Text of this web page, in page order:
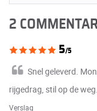
2
5/5
Snel geleverd.
rijgedrag, stil op de
Verslag